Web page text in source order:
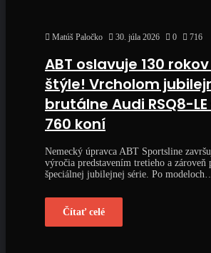
Matúš Paločko 30. júla 2026 0 716
ABT oslavuje 130
štýle! Vrcholom
brutálne Audi RSQ8-
760 koní
Nemecký úpravca ABT Sportsline
výročia predstavením tretieho a zároveň
špeciálnej jubilejnej série. Po
Čítať celé